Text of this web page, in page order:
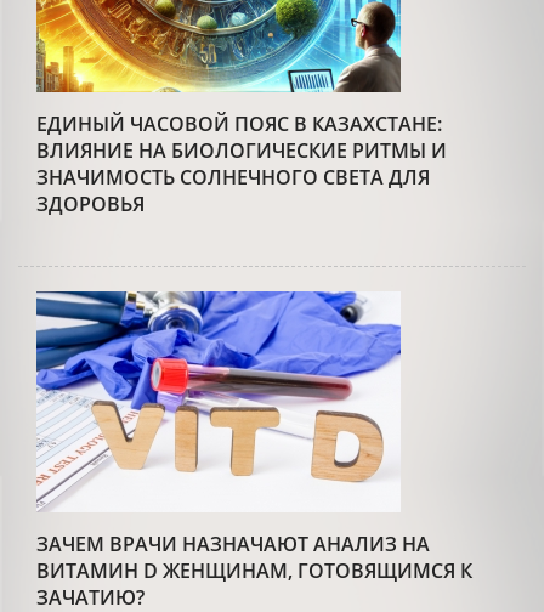
ЕДИНЫЙ ЧАСОВОЙ ПОЯС В КАЗАХСТАНЕ:
ВЛИЯНИЕ НА БИОЛОГИЧЕСКИЕ РИТМЫ И
ЗНАЧИМОСТЬ СОЛНЕЧНОГО СВЕТА ДЛЯ
ЗДОРОВЬЯ
ЗАЧЕМ ВРАЧИ НАЗНАЧАЮТ АНАЛИЗ НА
ВИТАМИН D ЖЕНЩИНАМ, ГОТОВЯЩИМСЯ К
ЗАЧАТИЮ?